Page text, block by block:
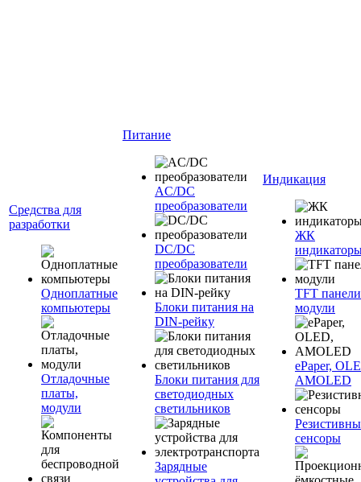
Средства для
разработки
Одноплатные
компьютеры
Отладочные
платы,
модули
Питание
AC/DC
преобразователи
DC/DC
преобразователи
Блоки питания на
DIN-рейку
Блоки питания для
светодиодных
светильников
Зарядные
Индикация
ЖК
TFT
модули
ePaper,
AMOLED
сенсоры